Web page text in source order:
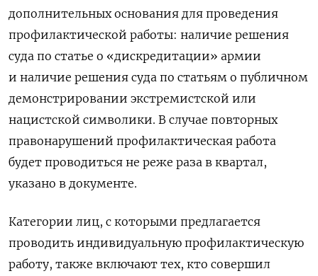
дополнительных основания для проведения
профилактической работы: наличие решения
суда по статье о «дискредитации» армии
и наличие решения суда по статьям о публичном
демонстрировании экстремистской или
нацистской символики. В случае повторных
правонарушений профилактическая работа
будет проводиться не реже раза в квартал,
указано в документе.
Категории лиц, с которыми предлагается
проводить индивидуальную профилактическую
работу, также включают тех, кто совершил